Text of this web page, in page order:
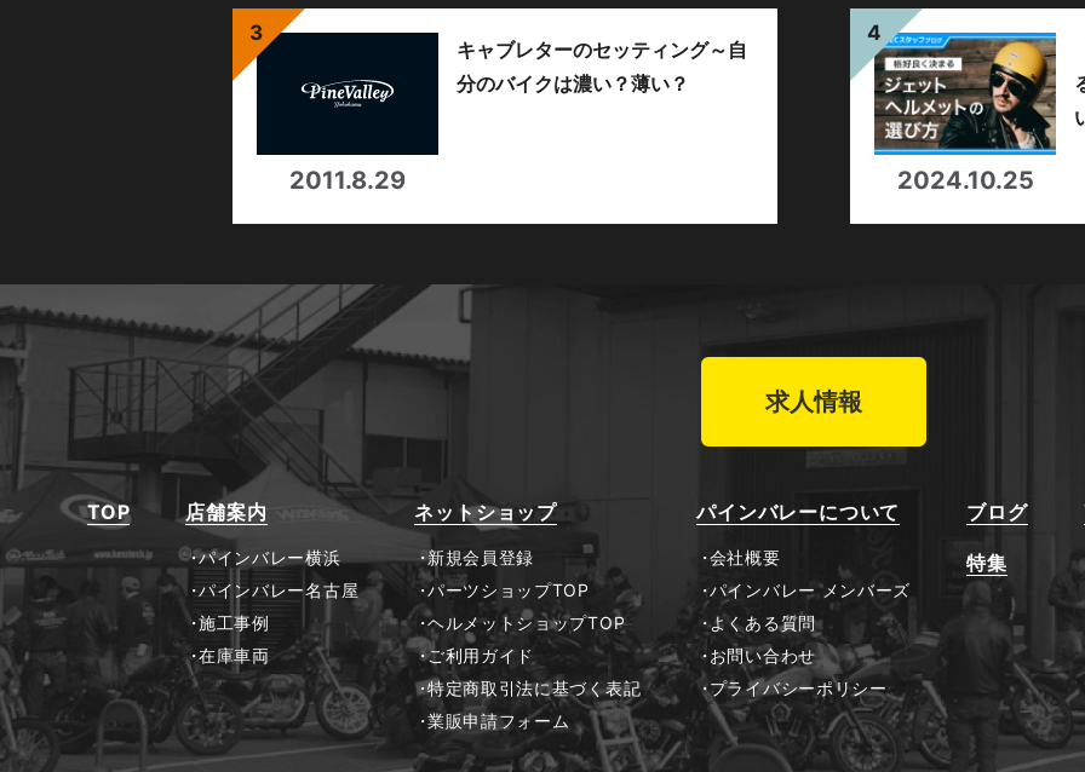
2011.8.29
キャブレターのセッティング～自
分のバイクは濃い？薄い？
2024.10.25
求人情報
TOP 店舗案内
パインバレー横浜
パインバレー名古屋
施工事例
在庫車両
ネットショップ
新規会員登録
パーツショップTOP
ヘルメットショップTOP
ご利用ガイド
特定商取引法に基づく表記
業販申請フォーム
パインバレーについて
会社概要
パインバレー メンバーズ
よくある質問
お問い合わせ
プライバシーポリシー
ブログ
特集